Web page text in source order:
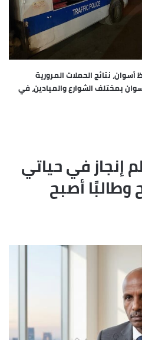
نتائج الحملات المرورية
بمختلف الشوارع والميادين، في
إنجاز في حياتي
وطالبًا أصبح